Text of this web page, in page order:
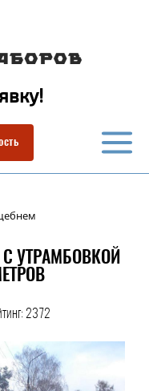
УТРАМБОВКОЙ
2372